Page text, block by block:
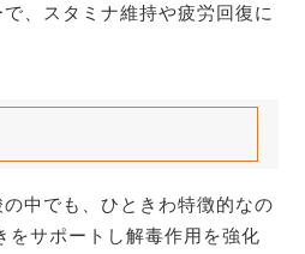
、スタミナ維持や疲労回復に
中でも、ひときわ特徴的なの
をサポートし解毒作用を強化